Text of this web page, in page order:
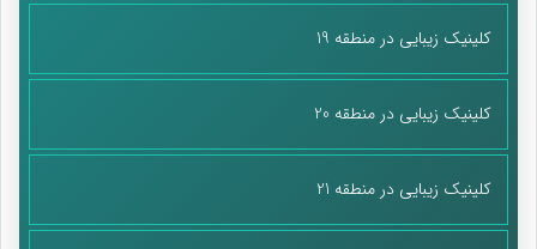
کلینیک زیبایی در منطقه 19
کلینیک زیبایی در منطقه 20
کلینیک زیبایی در منطقه 21